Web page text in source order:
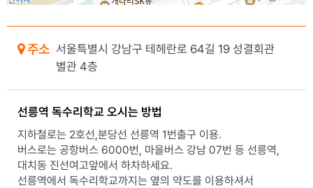
주소 서울특별시 강남구 테헤란로 64길 19 성결회관
별관 4층
선릉역 독수리학교 오시는 방법
지하철로는 2호선,분당선 선릉역 1번출구 이용.
버스로는 공항버스 6000번, 마을버스 강남 07번 등 선릉역,
대치동 진선여고앞에서 하차하세요.
선릉역에서 독수리학교까지는 옆의 약도를 이용하셔서